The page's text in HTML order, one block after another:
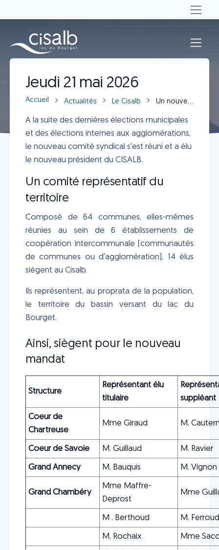
Jeudi 21 mai 2026
Accueil Actualités Le Cisalb Un nouveau comité syndical au Cisalb 2026
A la suite des dernières élections municipales
et des élections internes aux agglomérations,
le nouveau comité syndical s'est réuni et a élu
le nouveau président du CISALB.
Un comité représentatif du
territoire
Composé de 64 communes, elles-mêmes
réunies au sein de 6 établissements de
coopération intercommunale (communautés
de communes ou d'agglomération), 14 élus
siègent au Cisalb.
Ils représentent, au proprata de la population,
le territoire du bassin versant du lac du
Bourget.
Ainsi, siègent pour le nouveau
mandat
Structure
Représentant élu
titulaire
suppléant
Coeur de
Chartreuse
Mme Giraud M.
Coeur de Savoie M. Guillaud M. Ravier
Grand Annecy M. Bauquis M. Vignon
Grand Chambéry
Mme Maffre-
Deprost
Mme
M . Berthoud M.
M. Rochaix Mme